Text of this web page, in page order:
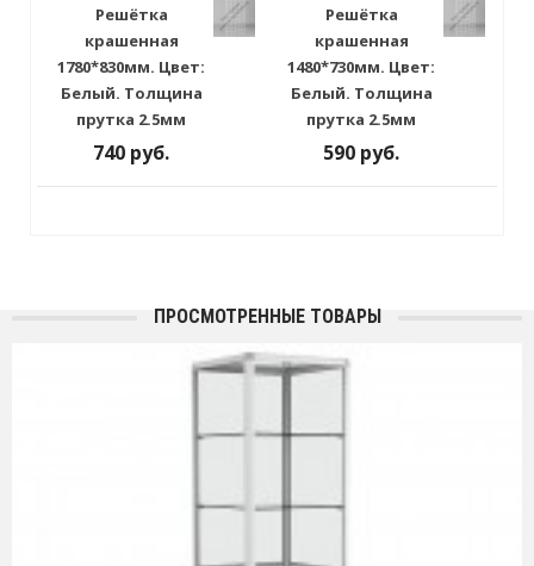
Решётка
крашенная
1780*830мм. Цвет:
Белый. Толщина
прутка 2.5мм
740 руб.
Решётка
крашенная
1480*730мм. Цвет:
Белый. Толщина
прутка 2.5мм
590 руб.
ПРОСМОТРЕННЫЕ ТОВАРЫ